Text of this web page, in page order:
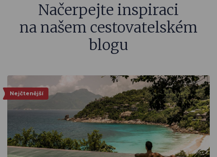
Načerpejte inspiraci
na našem cestovatelském
blogu
Nejčtenější